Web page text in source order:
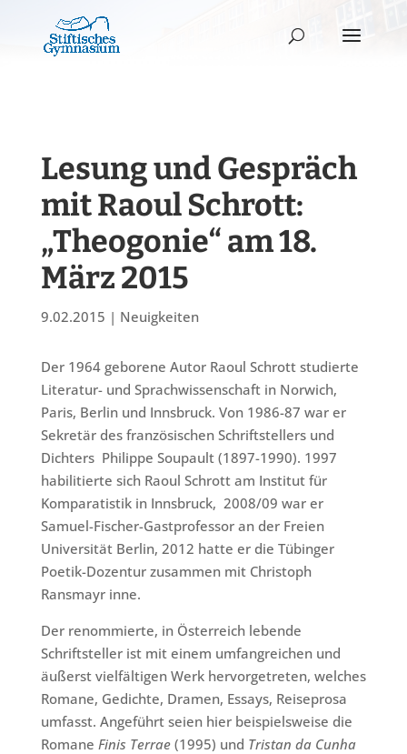
Lesung und Gespräch
mit Raoul Schrott:
„Theogonie“ am 18.
März 2015
9.02.2015 | Neuigkeiten
Der 1964 geborene Autor Raoul Schrott studierte
Literatur- und Sprachwissenschaft in Norwich,
Paris, Berlin und Innsbruck. Von 1986-87 war er
Sekretär des französischen Schriftstellers und
Dichters Philippe Soupault (1897-1990). 1997
habilitierte sich Raoul Schrott am Institut für
Komparatistik in Innsbruck, 2008/09 war er
Samuel-Fischer-Gastprofessor an der Freien
Universität Berlin, 2012 hatte er die Tübinger
Poetik-Dozentur zusammen mit Christoph
Ransmayr inne.
Der renommierte, in Österreich lebende
Schriftsteller ist mit einem umfangreichen und
äußerst vielfältigen Werk hervorgetreten, welches
Romane, Gedichte, Dramen, Essays, Reiseprosa
umfasst. Angeführt seien hier beispielsweise die
Romane Finis Terrae(1995) und Tristan da Cunha